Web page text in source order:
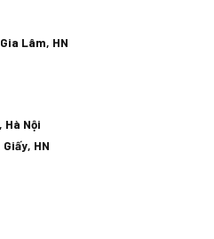
Lâm, HN
Hà Nội
HN